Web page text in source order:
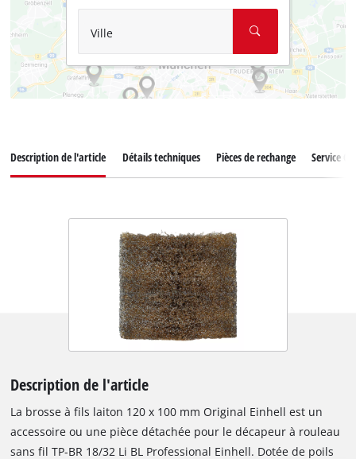
Ville
Description de l'article Détails techniques Pièces de rechange Service
Description de l'article
La brosse à fils laiton 120 x 100 mm Original Einhell est un
accessoire ou une pièce détachée pour le décapeur à rouleau
sans fil TP-BR 18/32 Li BL Professional Einhell. Dotée de poils